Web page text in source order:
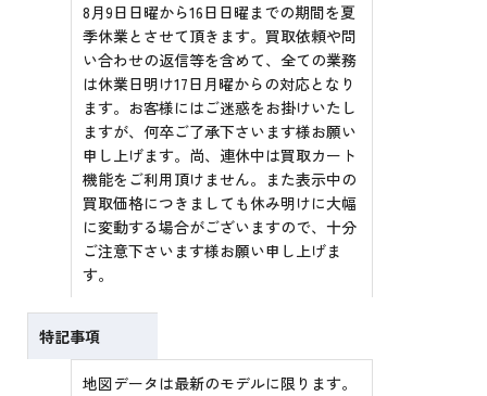
8月9日日曜から16日日曜までの期間を夏
季休業とさせて頂きます。買取依頼や問
い合わせの返信等を含めて、全ての業務
は休業日明け17日月曜からの対応となり
ます。お客様にはご迷惑をお掛けいたし
ますが、何卒ご了承下さいます様お願い
申し上げます。尚、連休中は買取カート
機能をご利用頂けません。また表示中の
買取価格につきましても休み明けに大幅
に変動する場合がございますので、十分
ご注意下さいます様お願い申し上げま
す。
特記事項
地図データは最新のモデルに限ります。